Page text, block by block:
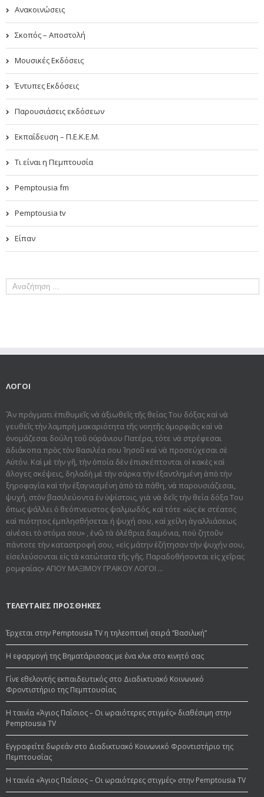
Ανακοινώσεις
Σκοπός – Αποστολή
Μουσικές Εκδόσεις
Έντυπες Εκδόσεις
Παρουσιάσεις εκδόσεων
Εκπαίδευση – Π.Ε.Κ.Ε.Μ.
Τι είναι η Πεμπτουσία
Pemptousia fm
Pemptousia tv
Είπαν
ΛΟΓΟΙ
Ἂν πράγματι ἐπιθυμεῖς νὰ ἀξιωθεῖς τῆς θείας Του δόξας καὶ νὰ
γευθεῖς τὴν λαμπρὴ μακαριότητα τῆς νοητῆς ὀμορφιᾶς καὶ νὰ
ὀνομάζεσαι δούλη τοῦ οὐράνιου Πατέρα, τότε νὰ στρέφεσαι
ἀδιάκοπα πρὸς τὸν Βασιλέα σου Ἰησοῦ καὶ νὰ προσεύχεσαι σὲ
Αὐτόν. Καὶ μὲ τὴν γῆ, τὴν ὁποία δὲν ἐπισκέπτονται οἱ κακὲς καὶ
ἄλογες σκέψεις, δηλαδὴ μὲ τὴν σάρκα τὴν ἐξαντλημένη ἀπὸ τὴν
ξηροφαγία καὶ τὴν ἐξαγνισμένη ἀπὸ τὰ πάθη, νὰ παρουσιάζεσαι,
ψυχή, στὸν βασιλεύοντα ἐν ὑψίστοις, γιὰ νὰ δεῖς τὴν θεία δόξα Του
ὅπως ψάλλει ὁ θεόπνευστος ψαλμωδός, καὶ τότε «ὡς ἐκ στέατος
καὶ πιότητος ἐμπλησθήσεται ἡ ψυχή σου, καὶ χείλη ἀγαλλιάσεως
αἰνέσει τὸ στόμα σου» , ἐνῶ τὰ ὀλέθρια δαιμόνια, ποὺ ζητοῦν
πάντοτε τὴν καταστροφή σου, «εἰς μάτην ἐζήτησαν τὴν ψυχήν σου,
εἰσελεύσονται εἰς τὰ κατώτατα τῆς γῆς. Παραδοθήσον­ται εἰς χεῖρας
ρομφαίας» ΑΓΙΟΥ ΜΑΞΙΜΟΥ ΓΡΑΙΚΟΥ ΛΟΓΟΙ ...
ΤΕΛΕΥΤΑΙΕΣ ΠΡΟΣΘΗΚΕΣ
Έρχεται στην Pemptousia TV η τηλεοπτική σειρά “Βασιλική”
Η εφαρμογή της Βηματάρισσας με ένα κλικ στο κινητό σας
Γίνε εθελοντής εκπαιδευτικός στο Διαδικτυακό Κοινωνικό
Φροντιστήριο της Πεμπτουσίας
Η ταινία «Άγιος Παΐσιος – Οι ωραιότερες στιγμές» διαθέσιμη στην
Pemptousia TV
Εγγραφείτε δωρεάν στο Διαδικτυακό Κοινωνικό Φροντιστήριο της
Πεμπτουσίας
Η ταινία «Άγιος Παΐσιος – Οι ωραιότερες στιγμές» στην Pemptousia TV